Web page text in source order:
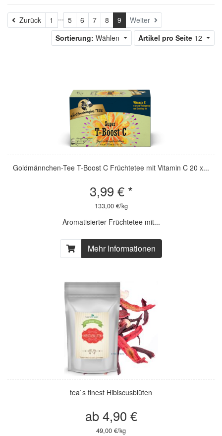
ZurückZurück
1 ... 5 6 7 8 9
Weiter
Sortierung: Wählen Artikel pro Seite 12
Goldmännchen-Tee T-Boost C Früchtetee mit Vitamin C 20 x...
3,99 € *
133,00 €/kg
Aromatisierter Früchtetee mit...
Mehr Informationen
tea`s finest Hibiscusblüten
ab 4,90 €
49,00 €/kg